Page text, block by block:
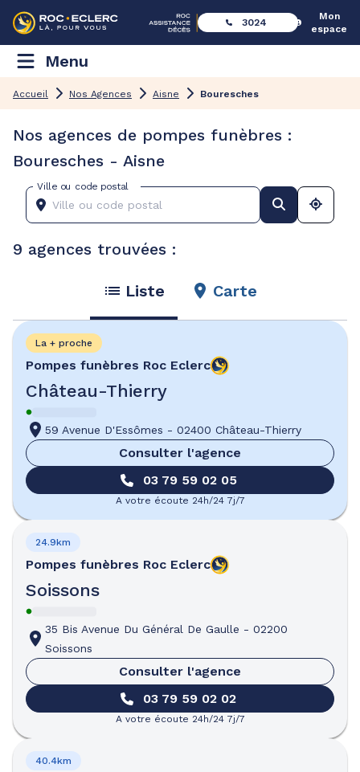
3024
Mon
espace
Menu
Accueil Nos Agences Aisne Bouresches
Nos agences de pompes funèbres :
Bouresches - Aisne
Ville ou code postal
9 agences trouvées :
Liste Carte
Pompes funèbres Roc Eclerc
Château-Thierry
La + proche
59 Avenue D'Essômes - 02400 Château-Thierry
Consulter l'agence
03 79 59 02 05
A votre écoute 24h/24 7j/7
Pompes funèbres Roc Eclerc
Soissons
24.9km
35 Bis Avenue Du Général De Gaulle - 02200
Soissons
Consulter l'agence
03 79 59 02 02
A votre écoute 24h/24 7j/7
40.4km